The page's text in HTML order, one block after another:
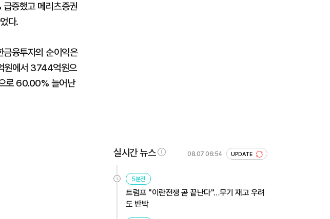
증했고 메리츠증권
다.
융투자의 순이익은
원에서 3744억원으
로 60.00% 늘어난
실시간 뉴스 08.07 06:54 UPDATE
5분전
트럼프 "이란전쟁 곧 끝난다"…무기 재고 우려
도 반박